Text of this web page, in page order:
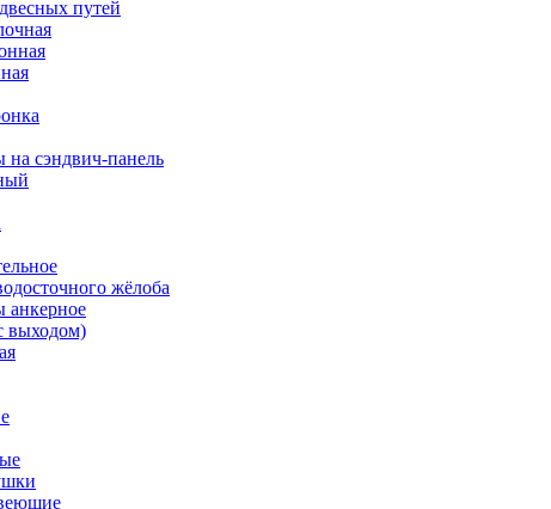
путей
на сэндвич-панель
жёлоба
анкерное
выходом)